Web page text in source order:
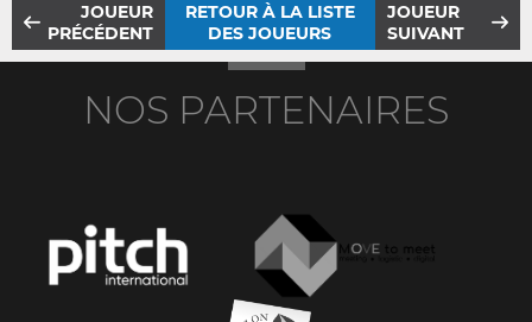
JOUEUR
PRÉCÉDENT
RETOUR À LA LISTE
DES JOUEURS
JOUEUR
SUIVANT
NOS PARTENAIRES